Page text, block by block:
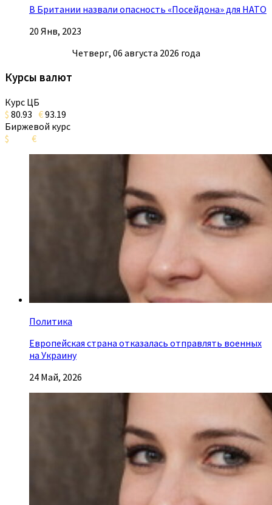
В Британии назвали опасность «Посейдона» для НАТО
20 Янв, 2023
Четверг, 06 августа 2026 года
Курсы валют
Курс ЦБ
$ 80.93 €93.19
Биржевой курс
$
€
Политика
Европейская страна отказалась отправлять военных
на Украину
24 Май, 2026